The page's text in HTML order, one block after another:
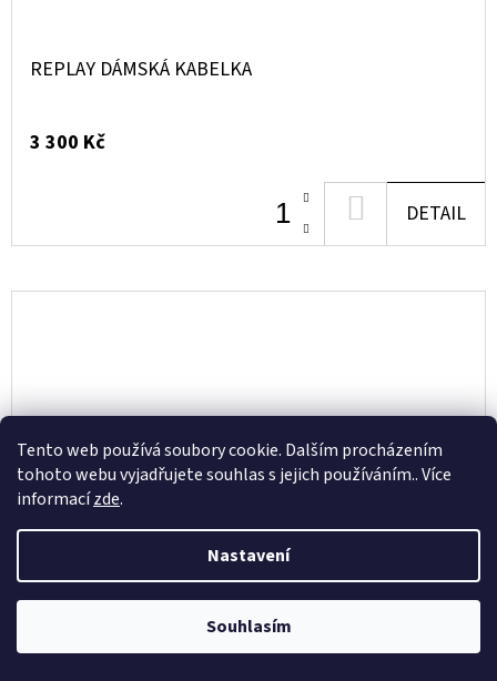
Tento web používá soubory cookie. Dalším procházením
tohoto webu vyjadřujete souhlas s jejich používáním.. Více
informacízde.
Nastavení
Souhlasím
REPLAY DÁMSKÁ KABELKA
3 300 Kč
KOŠÍKU
DETAIL